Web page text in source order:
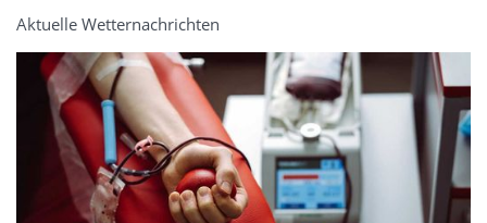
Aktuelle Wetternachrichten